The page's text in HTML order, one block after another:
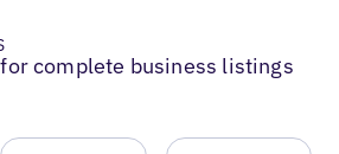
complete business listings